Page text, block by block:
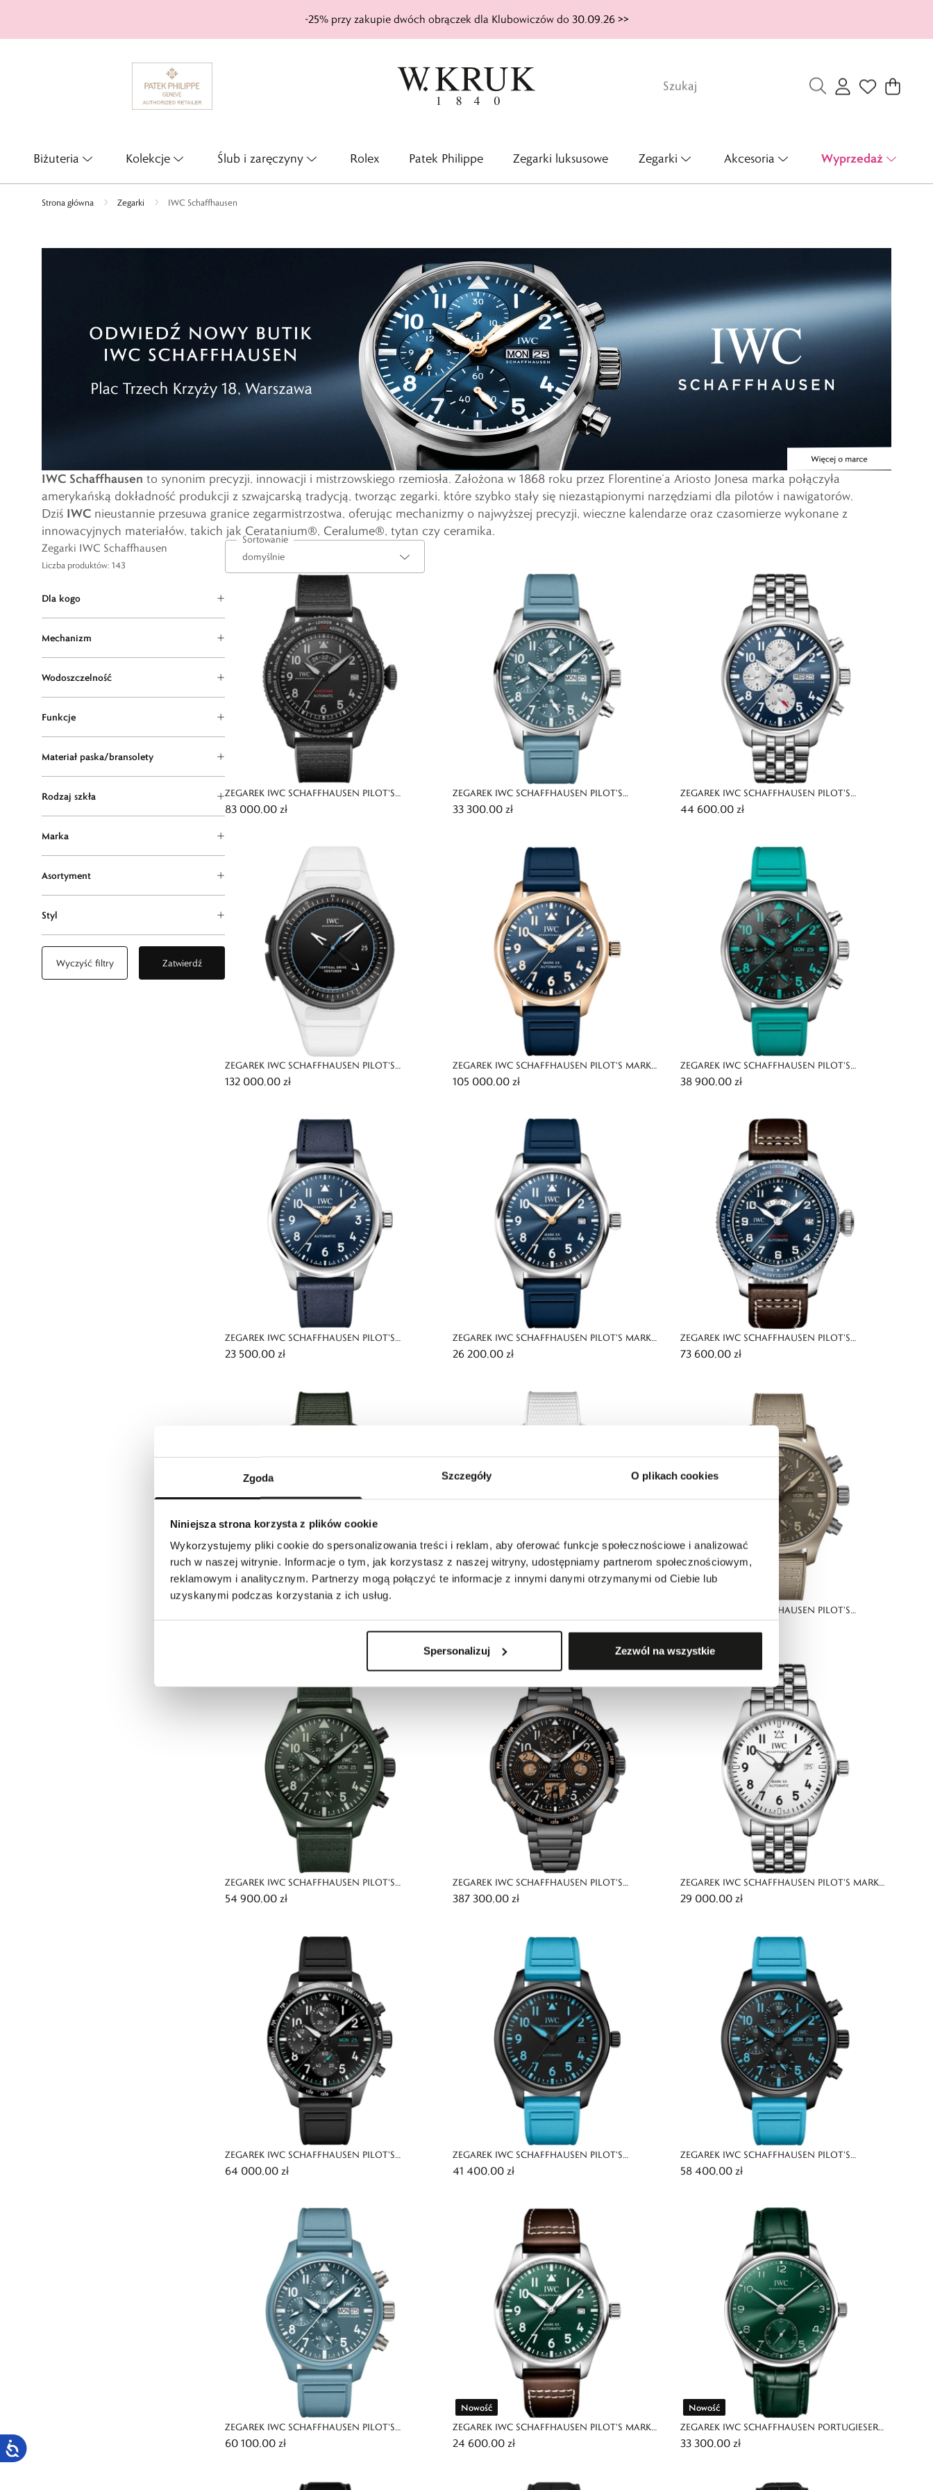
Zgoda Szczegóły O plikach cookies
Niniejsza strona korzysta z plików cookie
Wykorzystujemy pliki cookie do spersonalizowania treści i reklam, aby oferować funkcje społecznościowe i analizować
ruch w naszej witrynie. Informacje o tym, jak korzystasz z naszej witryny, udostępniamy partnerom społecznościowym,
reklamowym i analitycznym. Partnerzy mogą połączyć te informacje z innymi danymi otrzymanymi od Ciebie lub
uzyskanymi podczas korzystania z ich usług.
Spersonalizuj Zezwól na wszystkie
-25% przy zakupie dwóch obrączek dla Klubowiczów do 30.09.26 >>
Biżuteria Kolekcje Ślub i zaręczyny Rolex Patek Philippe Zegarki luksusowe Zegarki Akcesoria Wyprzedaż
Strona główna Zegarki IWC Schaffhausen
IWC Schaffhausen to synonim precyzji, innowacji i mistrzowskiego rzemiosła. Założona w 1868 roku przez Florentine’a Ariosto Jonesa marka połączyła
amerykańską dokładność produkcji z szwajcarską tradycją, tworząc zegarki, które szybko stały się niezastąpionymi narzędziami dla pilotów i nawigatorów.
Dziś IWC nieustannie przesuwa granice zegarmistrzostwa, oferując mechanizmy o najwyższej precyzji, wieczne kalendarze oraz czasomierze wykonane z
innowacyjnych materiałów, takich jak Ceratanium®, Ceralume®, tytan czy ceramika.
Zegarki IWC Schaffhausen
Liczba produktów: 143
Sortowanie
Dla kogo
Mechanizm
Wodoszczelność
Funkcje
Materiał paska/bransolety
Rodzaj szkła
Marka
Asortyment
Styl
Wyczyść filtry Zatwierdź
ZEGAREK IWC SCHAFFHAUSEN PILOT'S
TIMEZONER TOP GUN CERATANIUM
83 000,00 zł
ZEGAREK IWC SCHAFFHAUSEN PILOT'S
CHRONOGRAPH 41
33 300,00 zł
ZEGAREK IWC SCHAFFHAUSEN PILOT'S
CHRONOGRAPH LAUREUS
44 600,00 zł
ZEGAREK IWC SCHAFFHAUSEN PILOT'S
VENTURER VERTICAL DRIVE
132 000,00 zł
ZEGAREK IWC SCHAFFHAUSEN PILOT'S MARK
XX LE PETIT PRINCE
105 000,00 zł
ZEGAREK IWC SCHAFFHAUSEN PILOT'S
CHRONOGRAPH 41 MERCEDES-AMG PETRONAS
38 900,00 zł
ZEGAREK IWC SCHAFFHAUSEN PILOT'S
AUTOMATIC 36 LE PETIT PRINCE
23 500,00 zł
ZEGAREK IWC SCHAFFHAUSEN PILOT'S MARK
XX LE PETIT PRINCE
26 200,00 zł
ZEGAREK IWC SCHAFFHAUSEN PILOT'S
TIMEZONER LE PETIT PRINCE
73 600,00 zł
ZEGAREK IWC SCHAFFHAUSEN PILOT'S
ZEGAREK IWC SCHAFFHAUSEN PILOT'S
CHRONOGRAPH TOP GUN WOODLAND
54 900,00 zł
ZEGAREK IWC SCHAFFHAUSEN PILOT'S
PERFORMANCE CHRONOGRAPH PERPETUAL
387 300,00 zł
ZEGAREK IWC SCHAFFHAUSEN PILOT'S MARK
XX
29 000,00 zł
ZEGAREK IWC SCHAFFHAUSEN PILOT'S
PERFORMANCE CHRONOGRAPH 41 MERCEDES-
64 000,00 zł
ZEGAREK IWC SCHAFFHAUSEN PILOT'S
AUTOMATIC 41 GEORGE RUSSELL LIMITED
41 400,00 zł
ZEGAREK IWC SCHAFFHAUSEN PILOT'S
CHRONOGRAPH 41 GEORGE RUSSELL LIMITED
58 400,00 zł
ZEGAREK IWC SCHAFFHAUSEN PILOT'S
CHRONOGRAPH TOP GUN MIRAMAR
60 100,00 zł
Nowość
ZEGAREK IWC SCHAFFHAUSEN PILOT'S MARK
XX
24 600,00 zł
Nowość
ZEGAREK IWC SCHAFFHAUSEN PORTUGIESER
AUTOMATIC 40
33 300,00 zł